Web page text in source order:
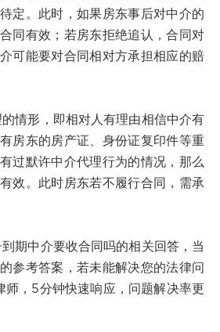
定。此时，如果房东事后对中介的
同有效；若房东拒绝追认，合同对
可能要对合同相对方承担相应的赔
形，即相对人有理由相信中介有
房东的房产证、身份证复印件等重
过默许中介代理行为的情况，那么
效。此时房东若不履行合同，需承
中介要收合同吗的相关回答，当
参考答案，若未能解决您的法律问
师，5分钟快速响应，问题解决率更